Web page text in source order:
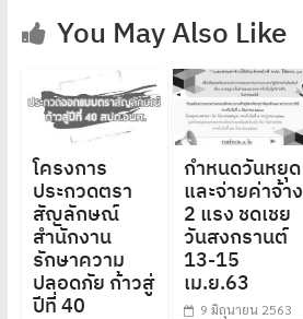
You May Also Like
โครงการ
ประกวดตรา
สัญลักษณ์
สำนักงาน
รักษาความ
ปลอดภัย ก้าวสู่
ปีที่ 40
กำหนดวันหยุด
และจ่ายค่าจ้าง
2 แรง ชดเชย
วันสงกรานต์
13-15
เม.ย.63
9 มิถุนายน 2563